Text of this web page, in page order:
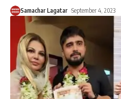
Samachar Lagatar September 4, 2023